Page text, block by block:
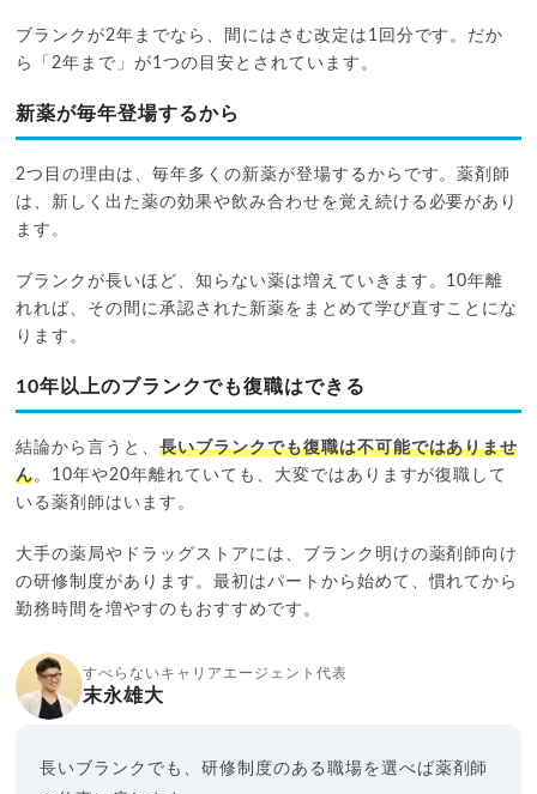
ブランクが2年までなら、間にはさむ改定は1回分です。だか
ら「2年まで」が1つの目安とされています。
新薬が毎年登場するから
2つ目の理由は、毎年多くの新薬が登場するからです。薬剤師
は、新しく出た薬の効果や飲み合わせを覚え続ける必要があり
ます。
ブランクが長いほど、知らない薬は増えていきます。10年離
れれば、その間に承認された新薬をまとめて学び直すことにな
ります。
10年以上のブランクでも復職はできる
結論から言うと、長いブランクでも復職は不可能ではありませ
ん。10年や20年離れていても、大変ではありますが復職して
いる薬剤師はいます。
大手の薬局やドラッグストアには、ブランク明けの薬剤師向け
の研修制度があります。最初はパートから始めて、慣れてから
勤務時間を増やすのもおすすめです。
すべらないキャリアエージェント代表
末永雄大
長いブランクでも、研修制度のある職場を選べば薬剤師